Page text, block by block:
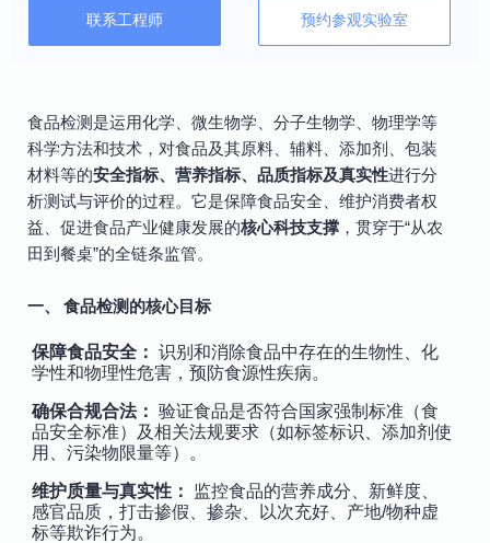
联系工程师 预约参观实验室
食品检测是运用化学、微生物学、分子生物学、物理学等
科学方法和技术，对食品及其原料、辅料、添加剂、包装
材料等的安全指标、营养指标、品质指标及真实性进行分
析测试与评价的过程。它是保障食品安全、维护消费者权
益、促进食品产业健康发展的核心科技支撑 ，贯穿于“从农
田到餐桌”的全链条监管。
一、 食品检测的核心目标
保障食品安全： 识别和消除食品中存在的生物性、化
学性和物理性危害，预防食源性疾病。
确保合规合法： 验证食品是否符合国家强制标准（食
品安全标准）及相关法规要求（如标签标识、添加剂使
用、污染物限量等）。
维护质量与真实性：
监控食品的营养成分、新鲜度、
感官品质，打击掺假、掺杂、以次充好、产地/物种虚
标等欺诈行为。